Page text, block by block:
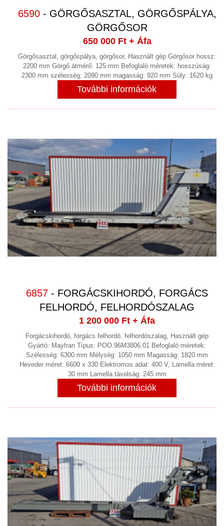
6590- GÖRGŐSASZTAL, GÖRGŐSPÁLYA,
GÖRGŐSOR
650 000 Ft+ Áfa
Görgősasztal, görgőspálya, görgősor, Használt gép Görgősor hossz:
2200 mm Görgő átmérő: 125 mm Befoglaló méretek: hosszúság:
2300 mm szélesség: 2090 mm magasság: 920 mm Súly: 1620 kg
További információk
6857 - FORGÁCSKIHORDÓ, FORGÁCS
FELHORDÓ, FELHORDÓSZALAG
1 200 000 Ft + Áfa
Forgácskihordó, forgács felhordó, felhordószalag, Használt gép
Gyártó: Mayfran Típus: POO.96M3806.01 Befoglaló méretek:
Szélesség: 6300 mm Mélység: 1050 mm Magasság: 1820 mm
Heveder méret: 6600 x 330 Elektromos adat: 400 V, Lamella méret:
30 mm Lamella távolság: 245 mm
További információk